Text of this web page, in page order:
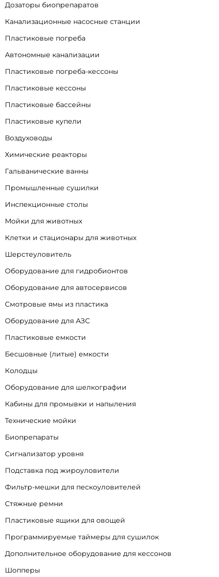
Дозаторы биопрепаратов
Канализационные насосные станции
Пластиковые погреба
Автономные канализации
Пластиковые погреба-кессоны
Пластиковые кессоны
Пластиковые бассейны
Пластиковые купели
Воздуховоды
Химические реакторы
Гальванические ванны
Промышленные сушилки
Инспекционные столы
Мойки для животных
Клетки и стационары для животных
Шерстеуловитель
Оборудование для гидробионтов
Оборудование для автосервисов
Смотровые ямы из пластика
Оборудование для АЗС
Пластиковые емкости
Бесшовные (литые) емкости
Колодцы
Оборудование для шелкографии
Кабины для промывки и напыления
Технические мойки
Биопрепараты
Сигнализатор уровня
Подставка под жироуловители
Фильтр-мешки для пескоуловителей
Стяжные ремни
Пластиковые ящики для овощей
Программируемые таймеры для сушилок
Дополнительное оборудование для кессонов
Шопперы